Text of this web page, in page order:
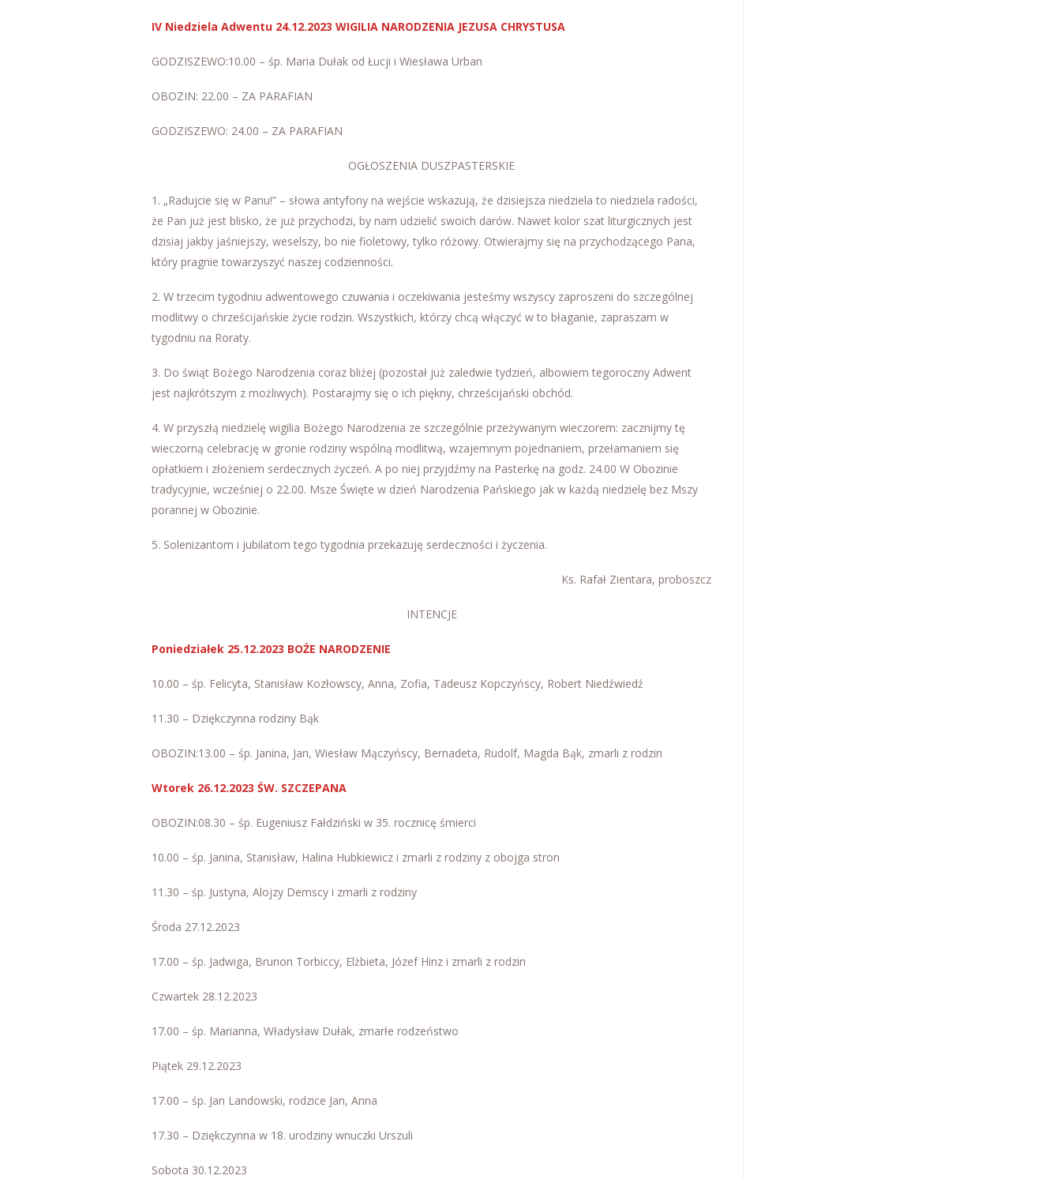
IV Niedziela Adwentu 24.12.2023 WIGILIA NARODZENIA JEZUSA CHRYSTUSA
GODZISZEWO:10.00 – śp. Maria Dułak od Łucji i Wiesława Urban
OBOZIN: 22.00 – ZA PARAFIAN
GODZISZEWO: 24.00 – ZA PARAFIAN
OGŁOSZENIA DUSZPASTERSKIE
1. „Radujcie się w Panu!” – słowa antyfony na wejście wskazują, że dzisiejsza niedziela to niedziela radości,
że Pan już jest blisko, że już przychodzi, by nam udzielić swoich darów. Nawet kolor szat liturgicznych jest
dzisiaj jakby jaśniejszy, weselszy, bo nie fioletowy, tylko różowy. Otwierajmy się na przychodzącego Pana,
który pragnie towarzyszyć naszej codzienności.
2. W trzecim tygodniu adwentowego czuwania i oczekiwania jesteśmy wszyscy zaproszeni do szczególnej
modlitwy o chrześcijańskie życie rodzin. Wszystkich, którzy chcą włączyć w to błaganie, zapraszam w
tygodniu na Roraty.
3. Do świąt Bożego Narodzenia coraz bliżej (pozostał już zaledwie tydzień, albowiem tegoroczny Adwent
jest najkrótszym z możliwych). Postarajmy się o ich piękny, chrześcijański obchód.
4. W przyszłą niedzielę wigilia Bożego Narodzenia ze szczególnie przeżywanym wieczorem: zacznijmy tę
wieczorną celebrację w gronie rodziny wspólną modlitwą, wzajemnym pojednaniem, przełamaniem się
opłatkiem i złożeniem serdecznych życzeń. A po niej przyjdźmy na Pasterkę na godz. 24.00 W Obozinie
tradycyjnie, wcześniej o 22.00. Msze Święte w dzień Narodzenia Pańskiego jak w każdą niedzielę bez Mszy
porannej w Obozinie.
5. Solenizantom i jubilatom tego tygodnia przekazuję serdeczności i życzenia.
Ks. Rafał Zientara, proboszcz
INTENCJE
Poniedziałek 25.12.2023 BOŻE NARODZENIE
10.00 – śp. Felicyta, Stanisław Kozłowscy, Anna, Zofia, Tadeusz Kopczyńscy, Robert Niedźwiedź
11.30 – Dziękczynna rodziny Bąk
OBOZIN:13.00 – śp. Janina, Jan, Wiesław Mączyńscy, Bernadeta, Rudolf, Magda Bąk, zmarli z rodzin
Wtorek 26.12.2023 ŚW. SZCZEPANA
OBOZIN:08.30 – śp. Eugeniusz Fałdziński w 35. rocznicę śmierci
10.00 – śp. Janina, Stanisław, Halina Hubkiewicz i zmarli z rodziny z obojga stron
11.30 – śp. Justyna, Alojzy Demscy i zmarli z rodziny
Środa 27.12.2023
17.00 – śp. Jadwiga, Brunon Torbiccy, Elżbieta, Józef Hinz i zmarli z rodzin
Czwartek 28.12.2023
17.00 – śp. Marianna, Władysław Dułak, zmarłe rodzeństwo
Piątek 29.12.2023
17.00 – śp. Jan Landowski, rodzice Jan, Anna
17.30 – Dziękczynna w 18. urodziny wnuczki Urszuli
Sobota 30.12.2023